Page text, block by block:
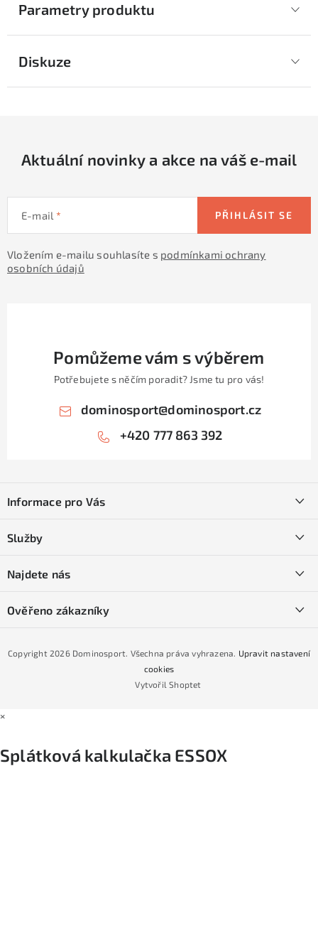
Parametry produktu
Diskuze
Aktuální novinky a akce na váš e-mail
E-mail
Vložením e-mailu souhlasíte s podmínkami ochrany
osobních údajů
PŘIHLÁSIT SE
Pomůžeme vám s výběrem
Potřebujete s něčím poradit? Jsme tu pro vás!
dominosport@dominosport.cz
+420 777 863 392
pInformace pro Vás
Obchodní podmínky
Podmínky GDPR
Podmínky nákupu na splátky ESSOX
Služby
Naše prodejna
Najdete nás
Ověřeno zákazníky
Vytvořil Shoptet
Copyright 2026 Dominosport. Všechna práva vyhrazena. Upravit nastavení
cookies
×
Splátková kalkulačka ESSOX